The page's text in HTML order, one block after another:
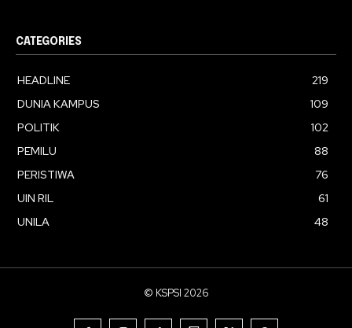
CATEGORIES
HEADLINE
219
DUNIA KAMPUS
109
POLITIK
102
PEMILU
88
PERISTIWA
76
UIN RIL
61
UNILA
48
© KSPSI 2026